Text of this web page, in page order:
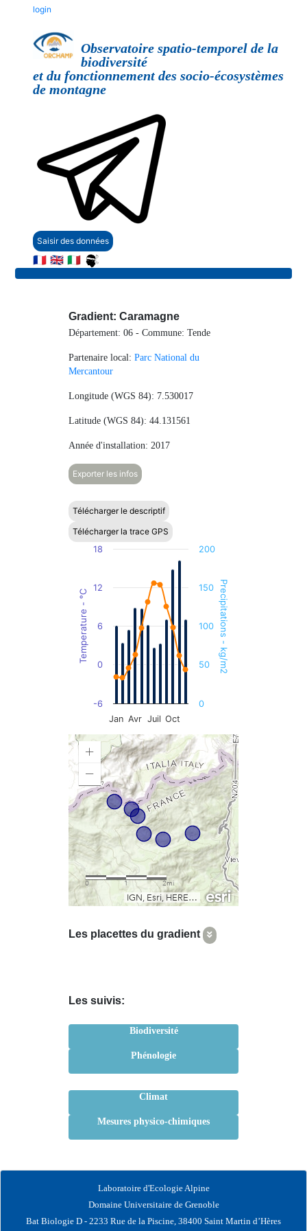
login
Observatoire spatio-temporel de la
biodiversité
et du fonctionnement des socio-écosystèmes
de montagne
Saisir des données
🇫🇷 🇬🇧 🇮🇹
Gradient: Caramagne
Département: 06 - Commune: Tende
Partenaire local: Parc National du
Mercantour
Longitude (WGS 84): 7.530017
Latitude (WGS 84): 44.131561
Année d'installation: 2017
Exporter les infos
Télécharger le descriptif
Télécharger la trace GPS
Combination chart with 2 data series.
The chart has 1 X axis displaying categories.
The chart has 2 Y axes displaying
Temperature - °C Precipitations - kg/m2
Jan Juil
Avr Oct
-6
0
6
12
18
0
50
100
150
200
End of interactive chart.
Les placettes du gradient
Les suivis:
Biodiversité
Phénologie
Climat
Mesures physico-chimiques
Laboratoire d'Ecologie Alpine
Domaine Universitaire de Grenoble
Bat Biologie D - 2233 Rue de la Piscine, 38400 Saint Martin d’Hères